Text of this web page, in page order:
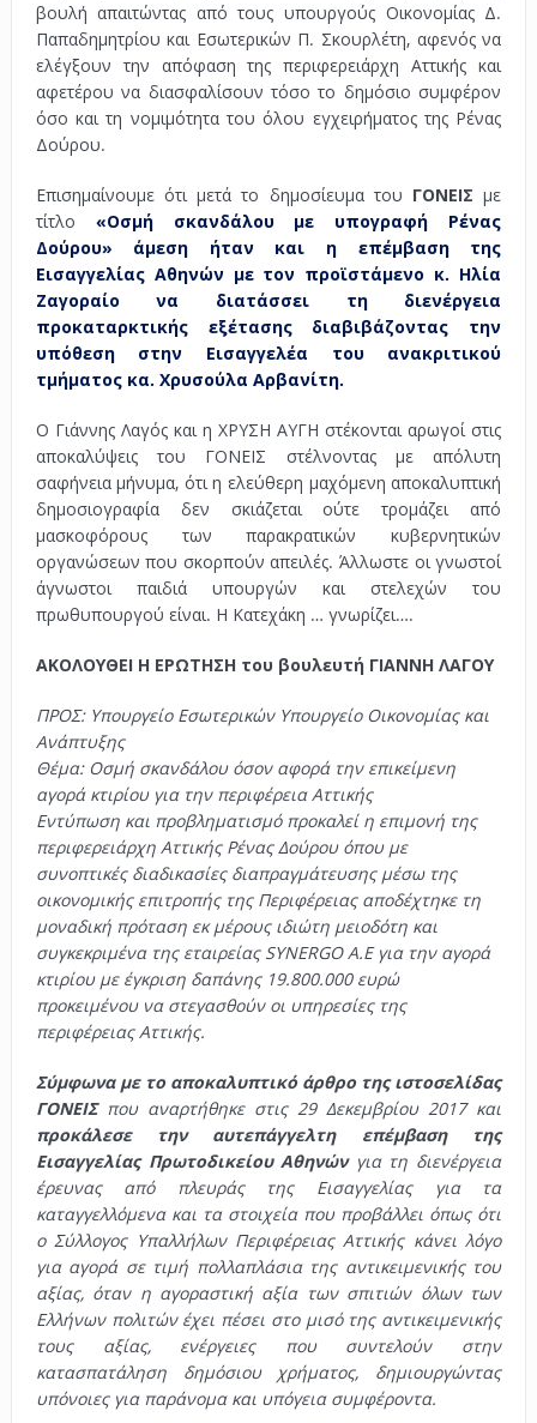
βουλή απαιτώντας από τους υπουργούς Οικονομίας Δ.
Παπαδημητρίου και Εσωτερικών Π. Σκουρλέτη, αφενός να
ελέγξουν την απόφαση της περιφερειάρχη Αττικής και
αφετέρου να διασφαλίσουν τόσο το δημόσιο συμφέρον
όσο και τη νομιμότητα του όλου εγχειρήματος της Ρένας
Δούρου.
Επισημαίνουμε ότι μετά το δημοσίευμα του ΓΟΝΕΙΣ με
τίτλο «Οσμή σκανδάλου με υπογραφή Ρένας
Δούρου» άμεση ήταν και η επέμβαση της
Εισαγγελίας Αθηνών με τον προϊστάμενο κ. Ηλία
Ζαγοραίο να διατάσσει τη διενέργεια
προκαταρκτικής εξέτασης διαβιβάζοντας την
υπόθεση στην Εισαγγελέα του ανακριτικού
τμήματος κα. Χρυσούλα Αρβανίτη.
Ο Γιάννης Λαγός και η ΧΡΥΣΗ ΑΥΓΗ στέκονται αρωγοί στις
αποκαλύψεις του ΓΟΝΕΙΣ στέλνοντας με απόλυτη
σαφήνεια μήνυμα, ότι η ελεύθερη μαχόμενη αποκαλυπτική
δημοσιογραφία δεν σκιάζεται ούτε τρομάζει από
μασκοφόρους των παρακρατικών κυβερνητικών
οργανώσεων που σκορπούν απειλές. Άλλωστε οι γνωστοί
άγνωστοι παιδιά υπουργών και στελεχών του
πρωθυπουργού είναι. Η Κατεχάκη … γνωρίζει….
ΑΚΟΛΟΥΘΕΙ Η ΕΡΩΤΗΣΗ του βουλευτή ΓΙΑΝΝΗ ΛΑΓΟΥ
ΠΡΟΣ: Υπουργείο Εσωτερικών Υπουργείο Οικονομίας και
Ανάπτυξης
Θέμα: Οσμή σκανδάλου όσον αφορά την επικείμενη
αγορά κτιρίου για την περιφέρεια Αττικής
Εντύπωση και προβληματισμό προκαλεί η επιμονή της
περιφερειάρχη Αττικής Ρένας Δούρου όπου με
συνοπτικές διαδικασίες διαπραγμάτευσης μέσω της
οικονομικής επιτροπής της Περιφέρειας αποδέχτηκε τη
μοναδική πρόταση εκ μέρους ιδιώτη μειοδότη και
συγκεκριμένα της εταιρείας SYNERGO Α.Ε για την αγορά
κτιρίου με έγκριση δαπάνης 19.800.000 ευρώ
προκειμένου να στεγασθούν οι υπηρεσίες της
περιφέρειας Αττικής.
Σύμφωνα με το αποκαλυπτικό άρθρο της ιστοσελίδας
ΓΟΝΕΙΣπου αναρτήθηκε στις 29 Δεκεμβρίου 2017 και
προκάλεσε την αυτεπάγγελτη επέμβαση της
Εισαγγελίας Πρωτοδικείου Αθηνών για τη διενέργεια
έρευνας από πλευράς της Εισαγγελίας για τα
καταγγελλόμενα και τα στοιχεία που προβάλλει όπως ότι
ο Σύλλογος Υπαλλήλων Περιφέρειας Αττικής κάνει λόγο
για αγορά σε τιμή πολλαπλάσια της αντικειμενικής του
αξίας, όταν η αγοραστική αξία των σπιτιών όλων των
Ελλήνων πολιτών έχει πέσει στο μισό της αντικειμενικής
τους αξίας, ενέργειες που συντελούν στην
κατασπατάληση δημόσιου χρήματος, δημιουργώντας
υπόνοιες για παράνομα και υπόγεια συμφέροντα.